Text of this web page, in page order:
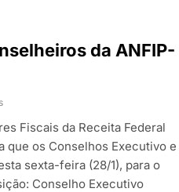
da ANFIP-
Fiscais da Receita Federal
que os Conselhos Executivo e
sexta-feira (28/1), para o
Conselho Executivo